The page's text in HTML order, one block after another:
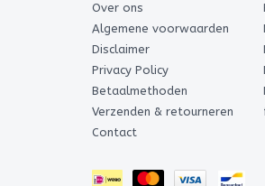
Over ons
Algemene voorwaarden
Disclaimer
Privacy Policy
Betaalmethoden
Verzenden & retourneren
Contact